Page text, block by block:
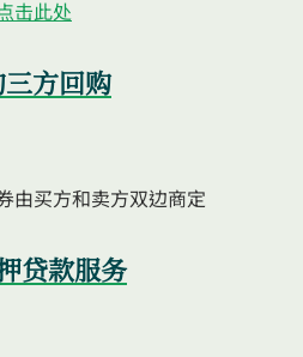
击此处
方回购
由买方和卖方双边商定
贷款服务